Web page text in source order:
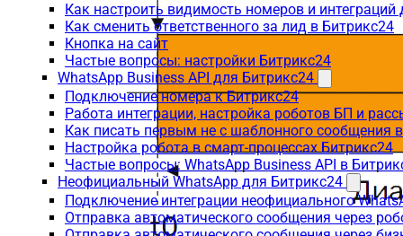
Как настроить видимость номеров и
Как сменить ответственного за лид в Битрикс24
Кнопка на сайт
Частые вопросы: настройки Битрикс24
WhatsApp Business API для Битрикс24
Подключение номера к Битрикс24
Работа интеграции, настройка роботов БП и
Как писать первым не с шаблонного сообщения
Настройка робота в смарт-процессах Битрикс24
Частые вопросы: WhatsApp Business API в
Неофициальный WhatsApp для Битрикс24
Подключение интеграции неофициального
Отправка автоматического сообщения через